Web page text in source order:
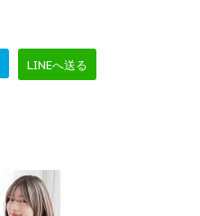
LINEへ送る